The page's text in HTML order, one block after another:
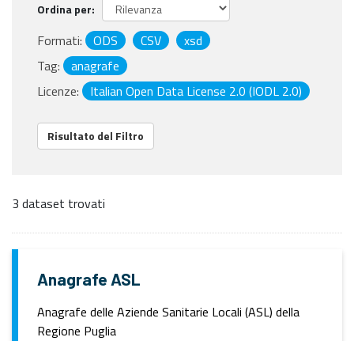
Ordina per
Formati: ODS CSV
xsd
Tag:
anagrafe
Licenze:
Italian Open Data License 2.0 (IODL 2.0)
Risultato del Filtro
3 dataset trovati
Anagrafe ASL
Anagrafe delle Aziende Sanitarie Locali (ASL) della
Regione Puglia